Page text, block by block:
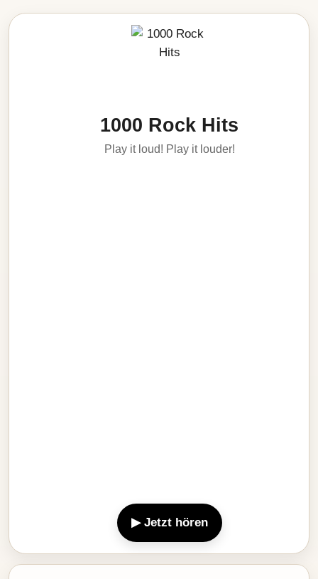
1000 Rock Hits
Play it loud! Play it louder!
▶ Jetzt hören